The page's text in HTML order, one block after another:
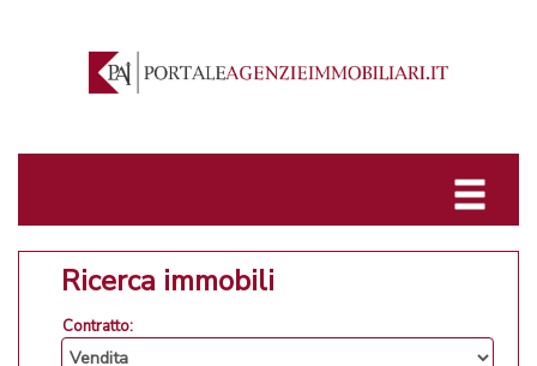
Ricerca immobili
Contratto: